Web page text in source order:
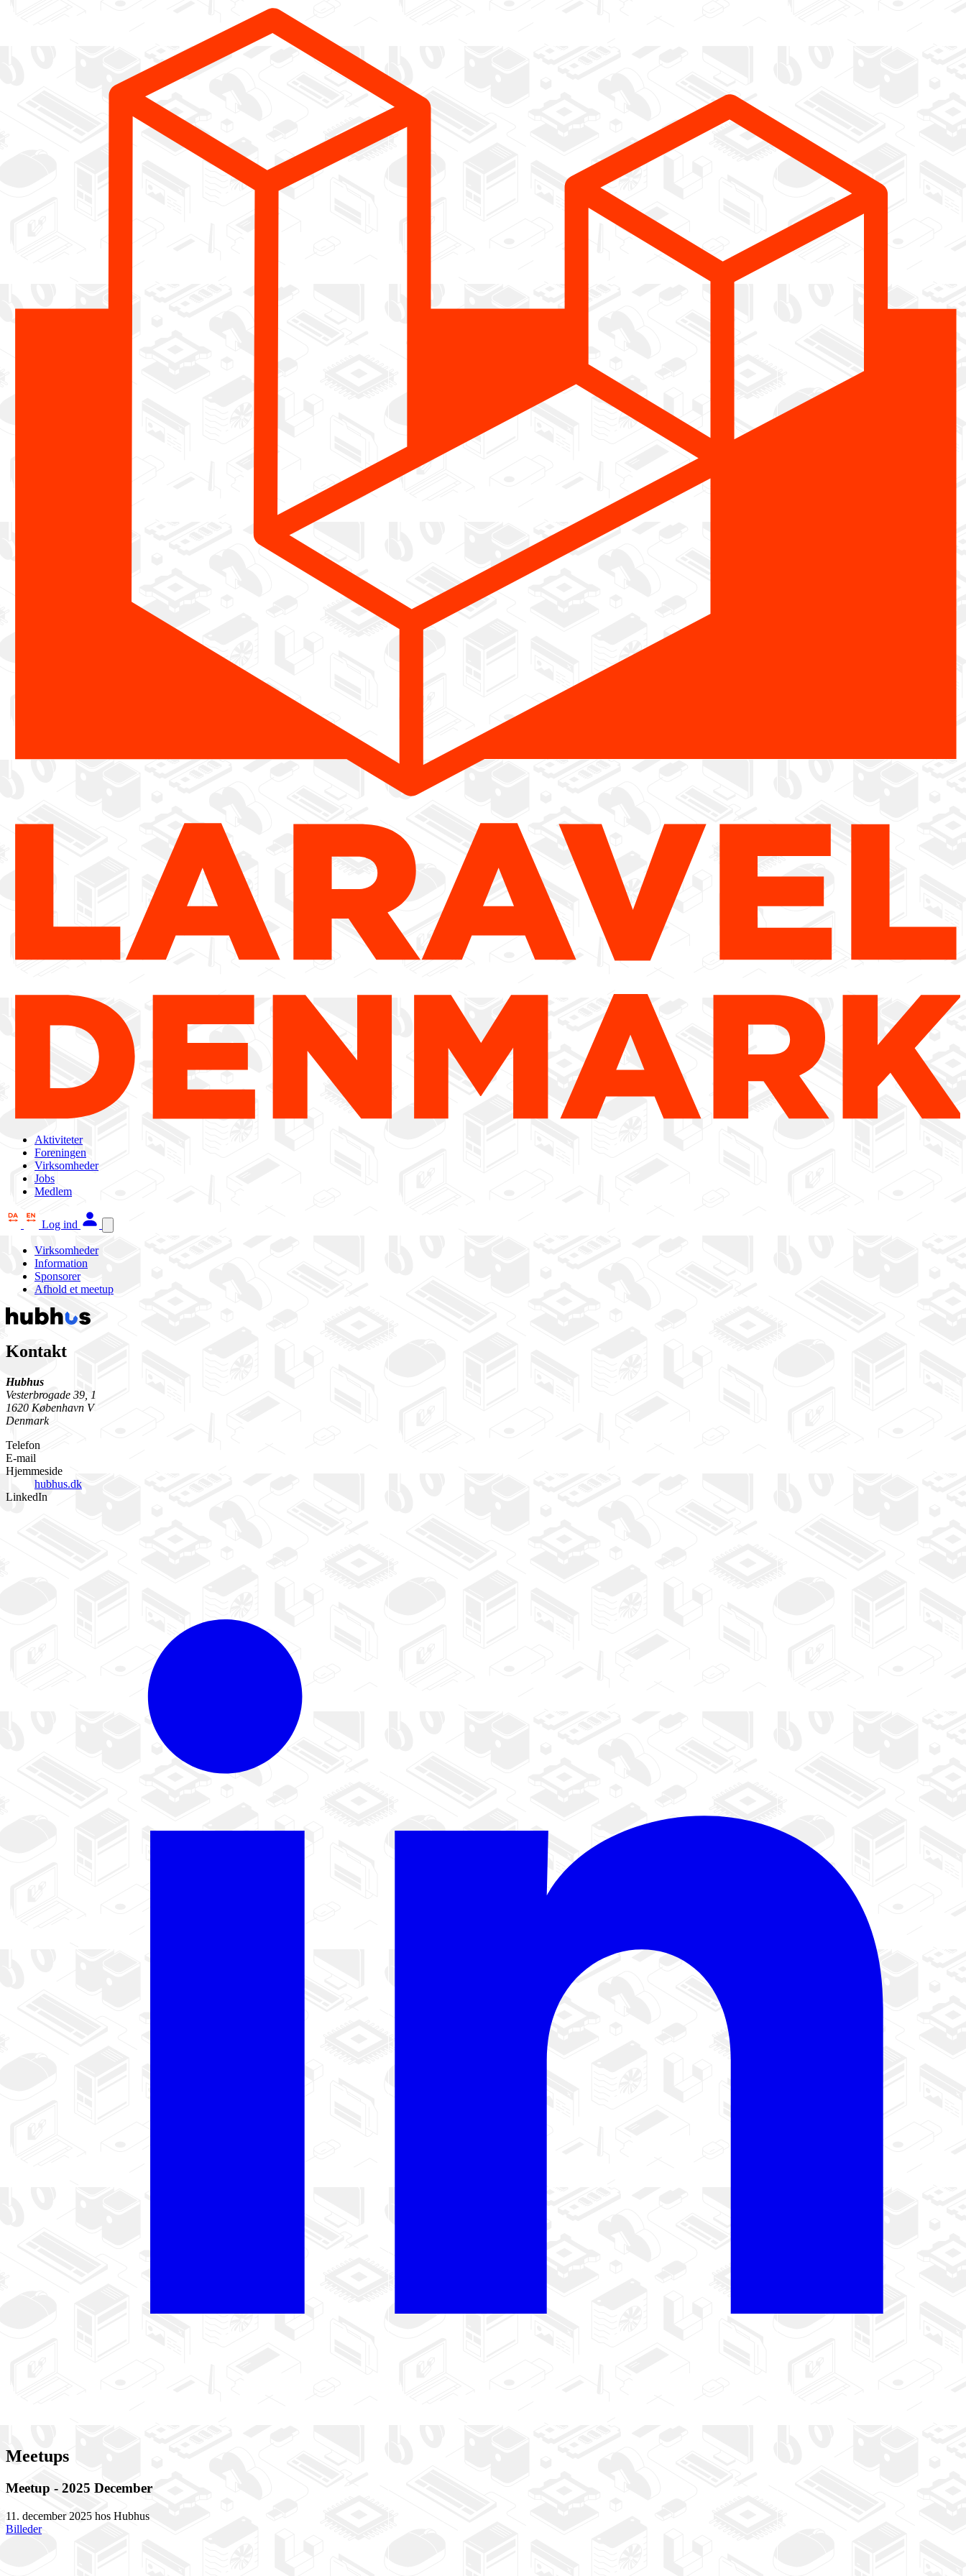
Aktiviteter
Foreningen
Virksomheder
Jobs
Medlem
Log ind
Virksomheder
Information
Sponsorer
Afhold et meetup
Kontakt
Hubhus
Vesterbrogade 39, 1
1620 København V
Denmark
Telefon
E-mail
Hjemmeside
hubhus.dk
LinkedIn
Meetups
Meetup - 2025 December
11. december 2025 hos Hubhus
Billeder